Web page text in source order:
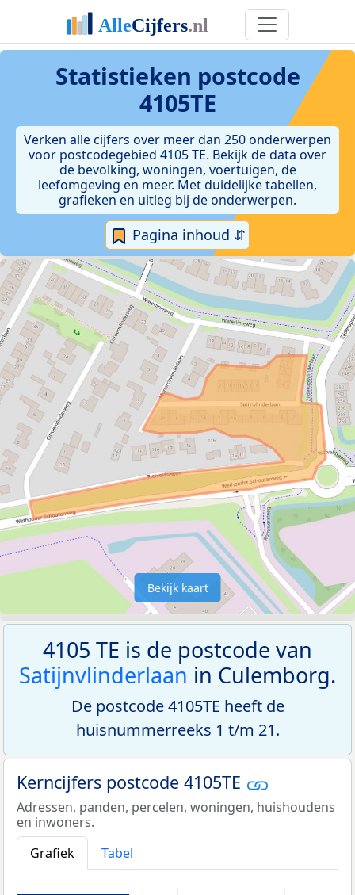
Statistieken postcode
4105TE
Verken alle cijfers over meer dan 250 onderwerpen
voor postcodegebied 4105 TE. Bekijk de data over
de bevolking, woningen, voertuigen, de
leefomgeving en meer. Met duidelijke tabellen,
grafieken en uitleg bij de onderwerpen.
Pagina inhoud ⇵
Bekijk kaart
4105 TE is de postcode van
Satijnvlinderlaan in Culemborg.
De postcode 4105TE heeft de
huisnummerreeks 1 t/m 21.
Kerncijfers postcode 4105TE
Adressen, panden, percelen, woningen, huishoudens
en inwoners.
Grafiek
Tabel